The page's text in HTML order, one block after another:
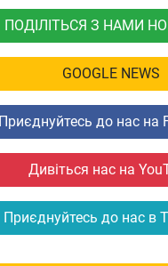
ПОДІЛІТЬСЯ З НАМИ
GOOGLE NEWS
Приєднуйтесь до нас на
Дивіться нас на
Приєднуйтесь до нас в